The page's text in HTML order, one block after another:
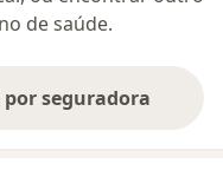
de saúde.
seguradora